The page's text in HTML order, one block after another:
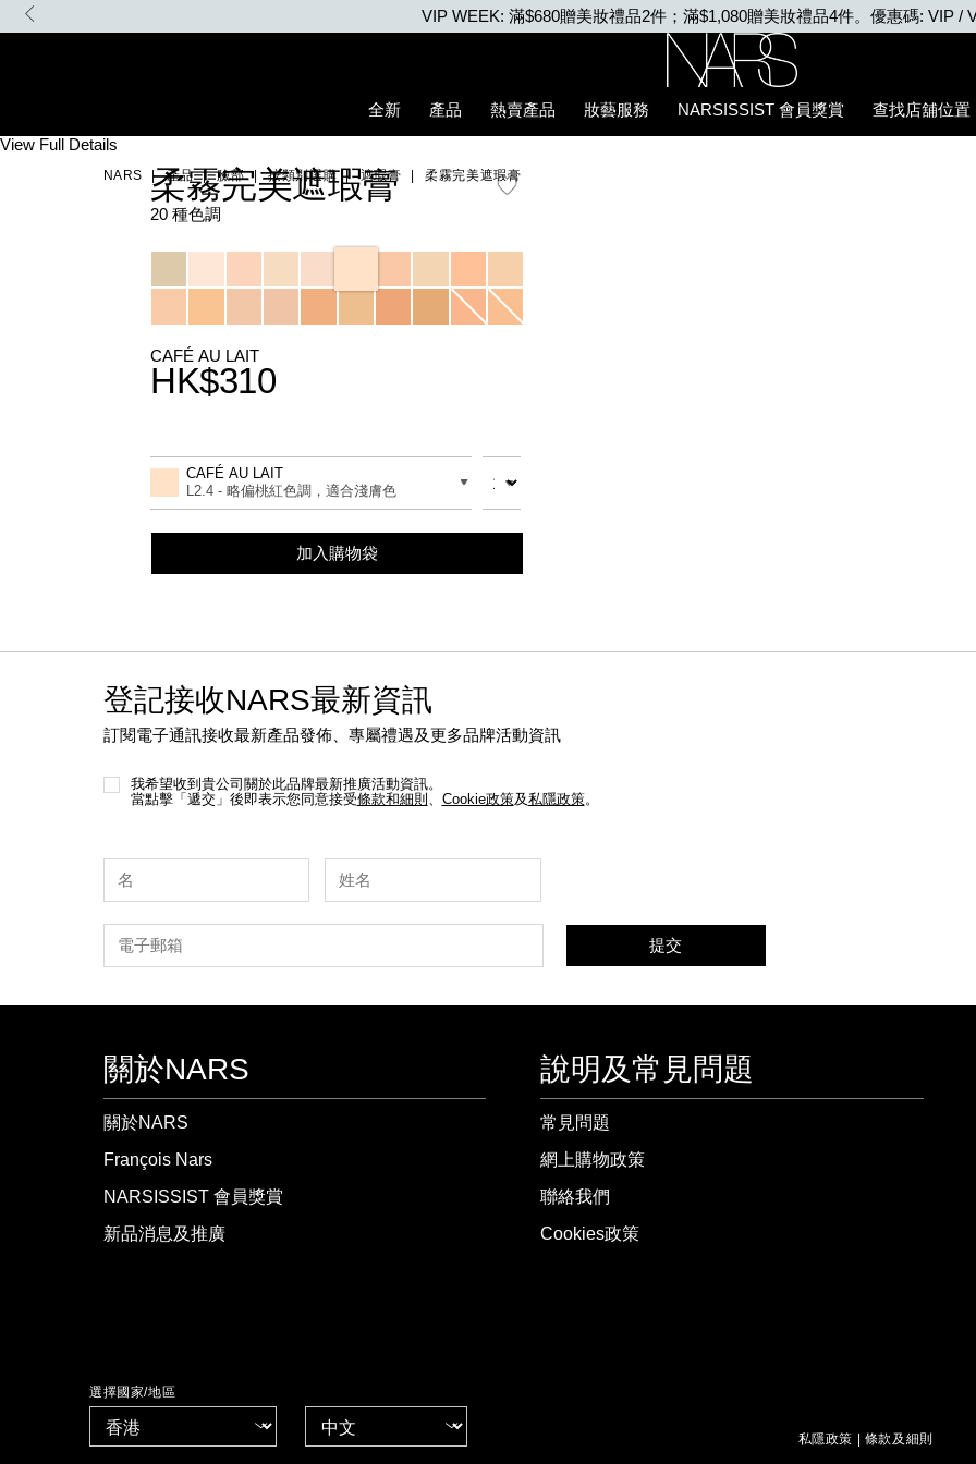
Skip
VIP WEEK: 滿$680贈美妝禮品2件；滿$1,080贈美妝禮品4件。優惠碼: VIP /
全新
產品 熱賣產品 妝藝服務 NARSISSIST 會員獎賞 查找店舖位置
NARS 產品 臉部 按類別選購 遮瑕膏 柔霧完美遮瑕膏
Details
/zh/soft-
concealer/607845022411_hk.html
Item
607845022411_hk
View Full Details
柔霧完美遮瑕膏
20 種色調
Variations
CAFÉ AU LAIT
HK$310
to
options
Actions
差別
CAFÉ AU LAIT
L2.4 - 略偏桃紅色調，適合淺膚色
數量
加入購物袋
登記接收NARS最新資訊
訂閱電子通訊接收最新產品發佈、專屬禮遇及更多品牌活動資訊
我希望收到貴公司關於此品牌最新推廣活動資訊。
當點擊「遞交」後即表示您同意接受條款和細則 Cookie政策及私隱政策。
提交
關於NARS
關於NARS
François Nars
NARSISSIST 會員獎賞
新品消息及推廣
說明及常見問題
常見問題
網上購物政策
聯絡我們
Cookies政策
選擇國家/地區
私隱政策 | 條款及細則